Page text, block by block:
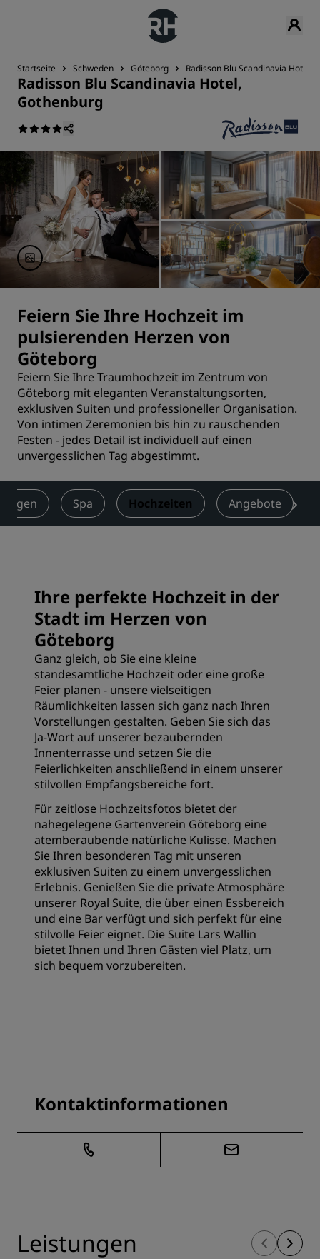
Startseite Schweden Göteborg Radisson Blu Scandinavia Hotel,
Radisson Blu Scandinavia Hotel,
Gothenburg
Feiern Sie Ihre Hochzeit im
pulsierenden Herzen von
Göteborg
Feiern Sie Ihre Traumhochzeit im Zentrum von
Göteborg mit eleganten Veranstaltungsorten,
exklusiven Suiten und professioneller Organisation.
Von intimen Zeremonien bis hin zu rauschenden
Festen - jedes Detail ist individuell auf einen
unvergesslichen Tag abgestimmt.
Spa Hochzeiten Angebote
Ihre perfekte Hochzeit in der
Stadt im Herzen von
Göteborg
Ganz gleich, ob Sie eine kleine
standesamtliche Hochzeit oder eine große
Feier planen - unsere vielseitigen
Räumlichkeiten lassen sich ganz nach Ihren
Vorstellungen gestalten. Geben Sie sich das
Ja-Wort auf unserer bezaubernden
Innenterrasse und setzen Sie die
Feierlichkeiten anschließend in einem unserer
stilvollen Empfangsbereiche fort.
Für zeitlose Hochzeitsfotos bietet der
nahegelegene Gartenverein Göteborg eine
atemberaubende natürliche Kulisse. Machen
Sie Ihren besonderen Tag mit unseren
exklusiven Suiten zu einem unvergesslichen
Erlebnis. Genießen Sie die private Atmosphäre
unserer Royal Suite, die über einen Essbereich
und eine Bar verfügt und sich perfekt für eine
stilvolle Feier eignet. Die Suite Lars Wallin
bietet Ihnen und Ihren Gästen viel Platz, um
sich bequem vorzubereiten.
Kontaktinformationen
Leistungen